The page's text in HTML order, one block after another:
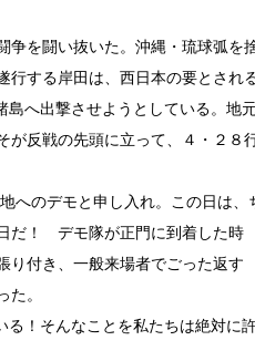
を闘い抜いた。沖縄・琉球弧を
行する岸田は、西日本の要とされ
へ出撃させようとしている。地
が反戦の先頭に立って、４・２８
へのデモと申し入れ。この日は、
だ！ デモ隊が正門に到着した時
り付き、一般来場者でごった返す
。
！そんなことを私たちは絶対に